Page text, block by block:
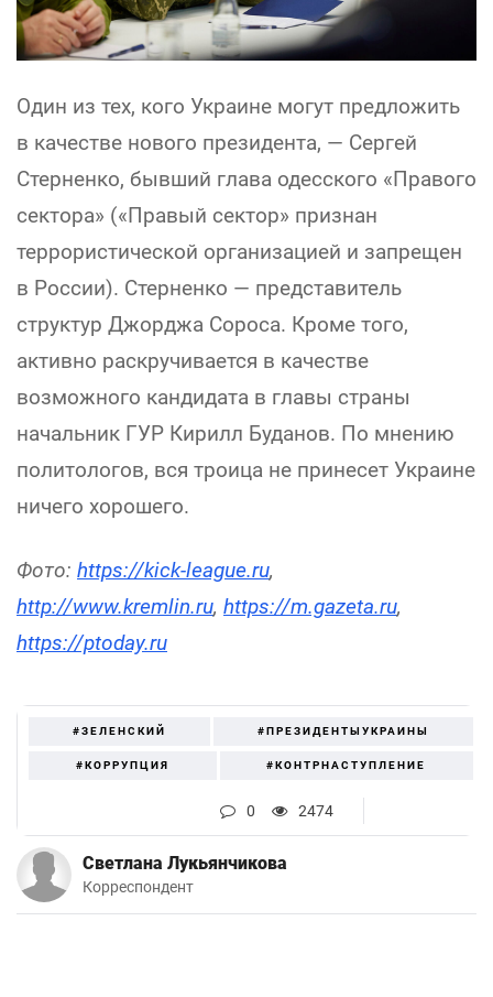
Один из тех, кого Украине могут предложить
в качестве нового президента, — Сергей
Стерненко, бывший глава одесского «Правого
сектора» («Правый сектор» признан
террористической организацией и запрещен
в России). Стерненко — представитель
структур Джорджа Сороса. Кроме того,
активно раскручивается в качестве
возможного кандидата в главы страны
начальник ГУР Кирилл Буданов. По мнению
политологов, вся троица не принесет Украине
ничего хорошего.
Фото: https://kick-league.ru,
http://www.kremlin.ru, https://m.gazeta.ru,
https://ptoday.ru
#ЗЕЛЕНСКИЙ #ПРЕЗИДЕНТЫУКРАИНЫ
#КОРРУПЦИЯ #КОНТРНАСТУПЛЕНИЕ
0 2474
Светлана Лукьянчикова
Корреспондент